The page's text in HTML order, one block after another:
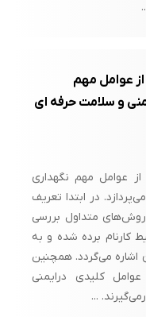
عوامل مهم
و سلامت حرفه‌ ای
عوامل مهم نگهداری
در ابتدا تعریف
متداول بررسی
کارنام برده شده و به
اشاره می‌گردد. همچنین
کلیدی درایمنی
...